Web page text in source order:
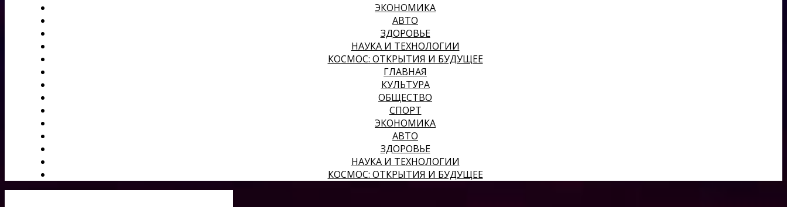
ЭКОНОМИКА
АВТО
ЗДОРОВЬЕ
НАУКА И ТЕХНОЛОГИИ
КОСМОС: ОТКРЫТИЯ И БУДУЩЕЕ
ГЛАВНАЯ
КУЛЬТУРА
ОБЩЕСТВО
СПОРТ
ЭКОНОМИКА
АВТО
ЗДОРОВЬЕ
НАУКА И ТЕХНОЛОГИИ
КОСМОС: ОТКРЫТИЯ И БУДУЩЕЕ